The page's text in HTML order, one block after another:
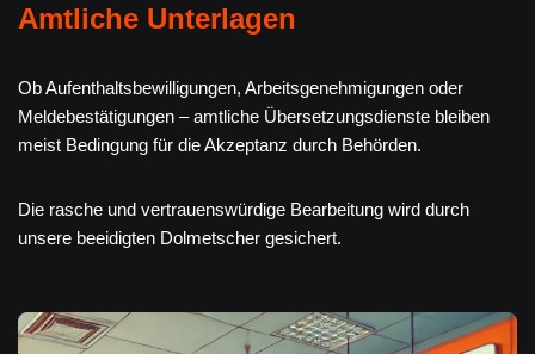
Amtliche Unterlagen
Ob Aufenthaltsbewilligungen, Arbeitsgenehmigungen oder
Meldebestätigungen – amtliche Übersetzungsdienste bleiben
meist Bedingung für die Akzeptanz durch Behörden.
Die rasche und vertrauenswürdige Bearbeitung wird durch
unsere beeidigten Dolmetscher gesichert.